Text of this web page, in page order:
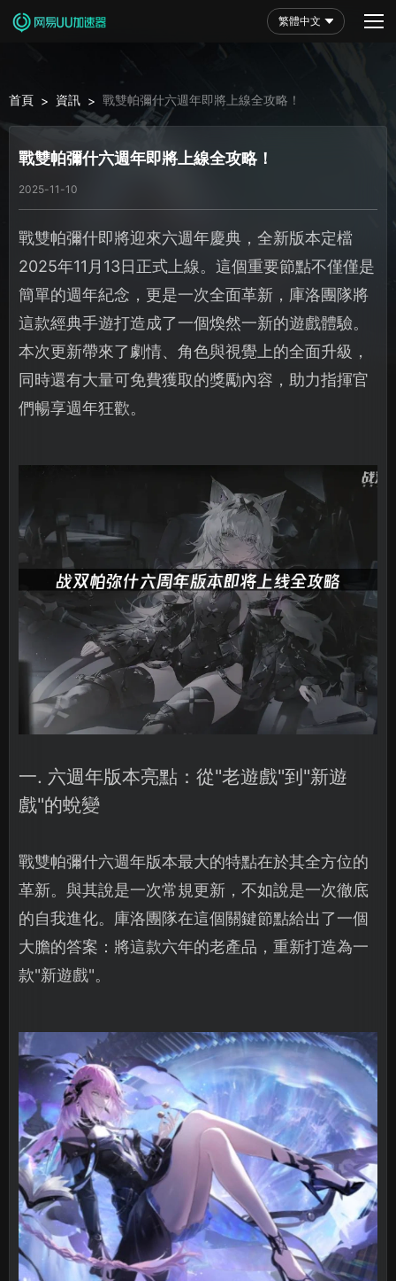
繁體中文
首頁 > 資訊 > 戰雙帕彌什六週年即將上線全攻略！
戰雙帕彌什六週年即將上線全攻略！
2025-11-10
戰雙帕彌什即將迎來六週年慶典，全新版本定檔
2025年11月13日正式上線。這個重要節點不僅僅是
簡單的週年紀念，更是一次全面革新，庫洛團隊將
這款經典手遊打造成了一個煥然一新的遊戲體驗。
本次更新帶來了劇情、角色與視覺上的全面升級，
同時還有大量可免費獲取的獎勵內容，助力指揮官
們暢享週年狂歡。
一. 六週年版本亮點：從"老遊戲"到"新遊
戲"的蛻變
戰雙帕彌什六週年版本最大的特點在於其全方位的
革新。與其說是一次常規更新，不如說是一次徹底
的自我進化。庫洛團隊在這個關鍵節點給出了一個
大膽的答案：將這款六年的老產品，重新打造為一
款"新遊戲"。